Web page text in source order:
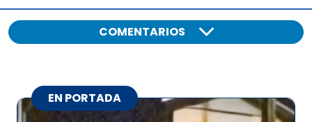
COMENTARIOS
EN PORTADA